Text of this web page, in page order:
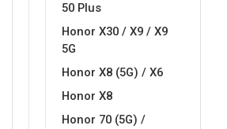
50 Plus
Honor X30 / X9 / X9
5G
Honor X8 (5G) / X6
Honor X8
Honor 70 (5G) /
Doodles